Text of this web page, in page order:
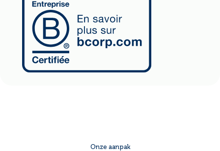
Onze aanpak